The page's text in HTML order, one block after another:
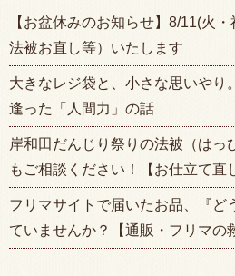
【お盆休みのお知らせ】8/11(火
法被お直し等）いたします
大きなレジ袋と、小さな思いやり
逢った「人間力」の話
岸和田だんじり祭りの法被（はっ
もご相談ください！【お仕立て直
フリマサイトで届いたお品、『ど
ていませんか？【通販・フリマの